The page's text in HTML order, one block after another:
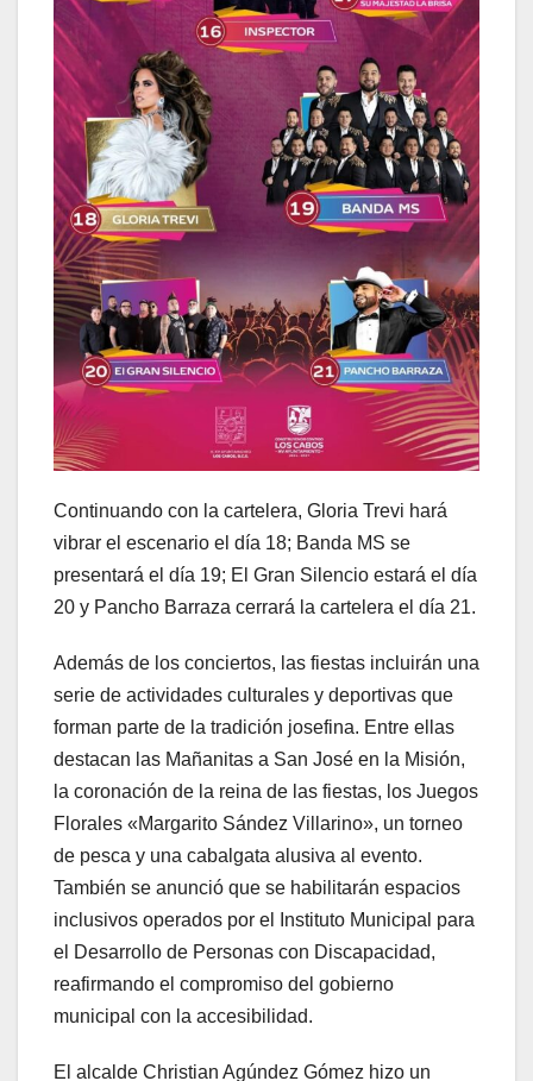
Continuando con la cartelera, Gloria Trevi hará
vibrar el escenario el día 18; Banda MS se
presentará el día 19; El Gran Silencio estará el día
20 y Pancho Barraza cerrará la cartelera el día 21.
Además de los conciertos, las fiestas incluirán una
serie de actividades culturales y deportivas que
forman parte de la tradición josefina. Entre ellas
destacan las Mañanitas a San José en la Misión,
la coronación de la reina de las fiestas, los Juegos
Florales «Margarito Sández Villarino», un torneo
de pesca y una cabalgata alusiva al evento.
También se anunció que se habilitarán espacios
inclusivos operados por el Instituto Municipal para
el Desarrollo de Personas con Discapacidad,
reafirmando el compromiso del gobierno
municipal con la accesibilidad.
El alcalde Christian Agúndez Gómez hizo un